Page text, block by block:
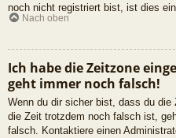
noch nicht registriert bist, ist dies
Nach oben
Ich habe die Zeitzone
geht immer noch falsch!
Wenn du dir sicher bist, dass du
die Zeit trotzdem noch falsch ist,
falsch. Kontaktiere einen